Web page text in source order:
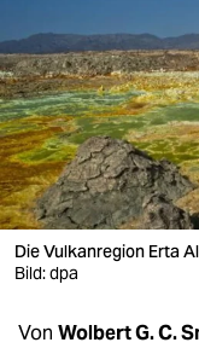
berlin
nord
wahrheit
verlag
verlag
shop
Die Vulkanregion Erta
Bild: dpa
Von Wolbert G. C.